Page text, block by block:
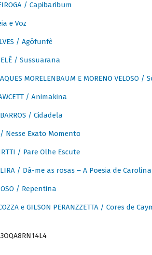
/ Capibaribum
e Voz
/ Agôfunfè
/ Sussuarana
MORELENBAUM E MORENO VELOSO /
/ Animakina
/ Cidadela
/ Nesse Exato Momento
/ Pare Olhe Escute
LIRA / Dá-me as rosas – A Poesia de
/ Repentina
e GILSON PERANZZETTA / Cores de